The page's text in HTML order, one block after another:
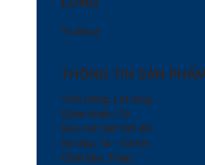
15.400 ₫
THÔNG TIN SẢN
Tính năng: Lọt lòng
Giảm chấn: Có
Góc mở: Mở 105 độ
Gỗ dày: 14 – 22mm
Chất liệu: Thép